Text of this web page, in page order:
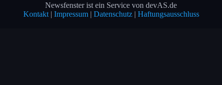
Newsfenster ist ein Service von devAS.de
Kontakt| Impressum| Datenschutz| Haftungsausschluss